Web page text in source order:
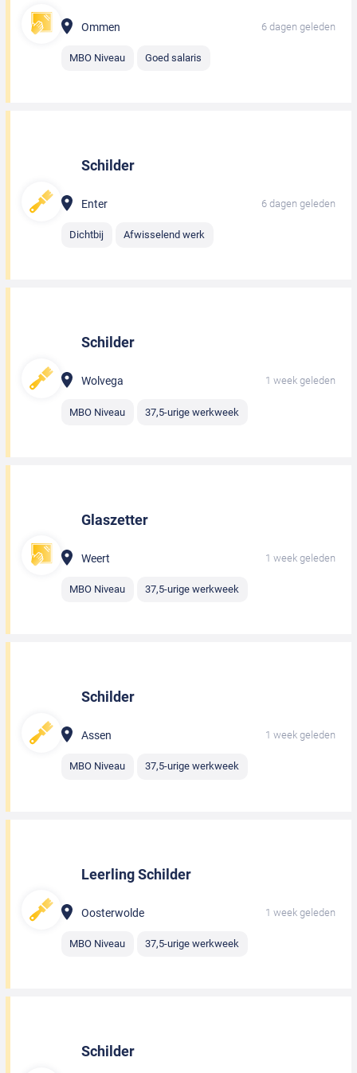
Ommen 6 dagen geleden
MBO Niveau Goed salaris
Schilder
Enter 6 dagen geleden
Dichtbij Afwisselend werk
Schilder
Wolvega 1 week geleden
MBO Niveau 37,5-urige werkweek
Glaszetter
Weert 1 week geleden
MBO Niveau 37,5-urige werkweek
Schilder
Assen 1 week geleden
MBO Niveau 37,5-urige werkweek
Leerling Schilder
Oosterwolde 1 week geleden
MBO Niveau 37,5-urige werkweek
Schilder